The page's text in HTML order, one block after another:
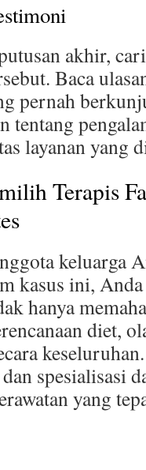
akhir,
Baca
pernah
tentang
layanan yang
Terapis
keluarga
kasus ini,
hanya
diet,
spesialisasi
yang